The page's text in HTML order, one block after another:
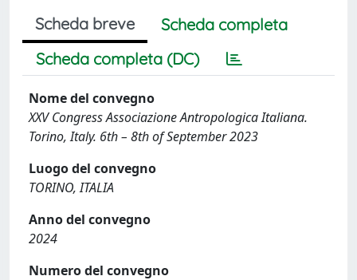
Scheda breve
Scheda completa
Scheda completa (DC)
Nome del convegno
XXV Congress Associazione Antropologica Italiana.
Torino, Italy. 6th – 8th of September 2023
Luogo del convegno
TORINO, ITALIA
Anno del convegno
2024
Numero del convegno